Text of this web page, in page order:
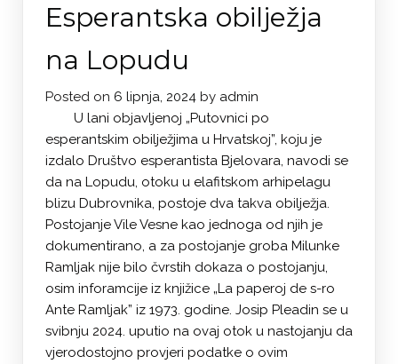
Esperantska obilježja
na Lopudu
Posted on 6 lipnja, 2024 by admin
U lani objavljenoj „Putovnici po
esperantskim obilježjima u Hrvatskoj”, koju je
izdalo Društvo esperantista Bjelovara, navodi se
da na Lopudu, otoku u elafitskom arhipelagu
blizu Dubrovnika, postoje dva takva obilježja.
Postojanje Vile Vesne kao jednoga od njih je
dokumentirano, a za postojanje groba Milunke
Ramljak nije bilo čvrstih dokaza o postojanju,
osim inforamcije iz knjižice „La paperoj de s-ro
Ante Ramljak” iz 1973. godine. Josip Pleadin se u
svibnju 2024. uputio na ovaj otok u nastojanju da
vjerodostojno provjeri podatke o ovim